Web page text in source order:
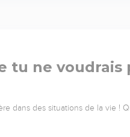
tu ne voudrais
dans des situations de la vie !